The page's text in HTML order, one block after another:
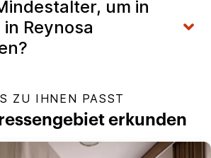
um in
Reynosa
ZU IHNEN PASST
erkunden